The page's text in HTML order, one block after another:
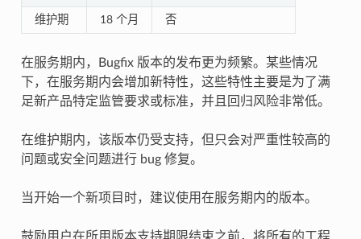
维护期 18 个月 否
在服务期内，Bugfix 版本的发布更为频繁。某些情况
下，在服务期内会增加新特性，这些特性主要是为了满
足新产品特定监管要求或标准，并且回归风险非常低。
在维护期内，该版本仍受支持，但只会对严重性较高的
问题或安全问题进行 bug 修复。
当开始一个新项目时，建议使用在服务期内的版本。